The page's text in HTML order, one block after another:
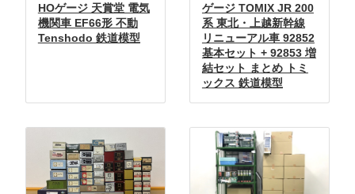
HOゲージ 天賞堂 電気
機関車 EF66形 不動
Tenshodo 鉄道模型
ゲージ TOMIX JR 200
系 東北・上越新幹線
リニューアル車 92852
基本セット + 92853 増
結セット まとめ トミ
ックス 鉄道模型